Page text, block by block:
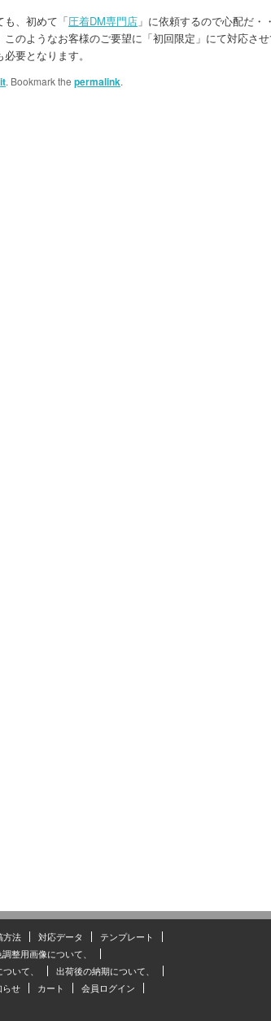
も、初めて「圧着DM専門店 」に依頼するので心配だ
このようなお客様のご要望に「初回限定」にて対応さ
必要となります。
. Bookmark the permalink.
方法 対応データ
テンプレート
整用画像について、
いて、
出荷後の納期について、
らせ カート
会員ログイン